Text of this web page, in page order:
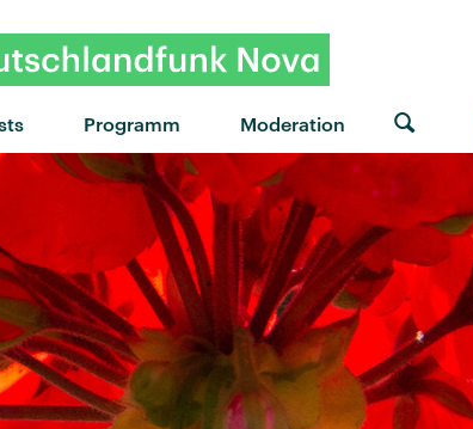
Programm Moderation